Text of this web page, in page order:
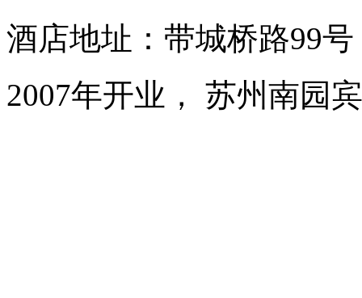
酒店地址：带城桥路99
2007年开业， 苏州南